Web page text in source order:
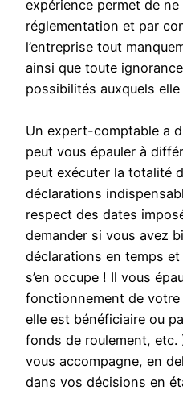
expérience permet de
réglementation et par
l’entreprise tout
ainsi que toute
possibilités auxquels
Un expert-comptable a
peut vous épauler à
peut exécuter la totalité
déclarations
respect des dates
demander si vous avez
déclarations en temps
s’en occupe ! Il vous
fonctionnement de
elle est bénéficiaire ou
fonds de roulement, etc.
vous accompagne, en
dans vos décisions en